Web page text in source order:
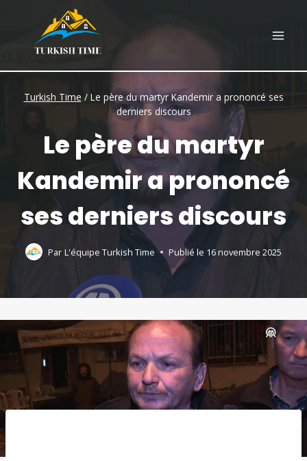
content
Turkish Time / Le père du martyr Kandemir a prononcé ses
derniers discours
Le père du martyr
Kandemir a prononcé
ses derniers discours
Par L'équipe Turkish Time Publié le 16 novembre 2025